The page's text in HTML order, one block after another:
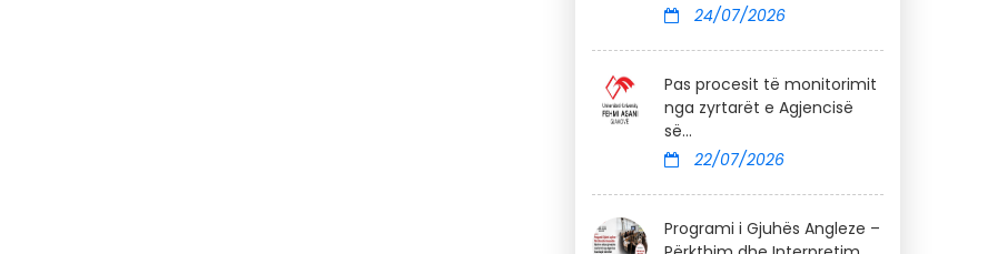
24/07/2026
Pas procesit të monitorimit
nga zyrtarët e Agjencisë
së...
22/07/2026
Programi i Gjuhës Angleze –